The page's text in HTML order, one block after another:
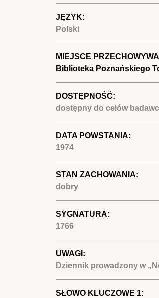
JĘZYK:
Polski
MIEJSCE
Biblioteka Poznańskiego
DOSTĘPNOŚĆ:
dostępny do celów
DATA POWSTANIA:
1974
STAN ZACHOWANIA:
dobry
SYGNATURA:
1766
UWAGI:
Dziennik prowadzony w
SŁOWO KLUCZOWE 1: